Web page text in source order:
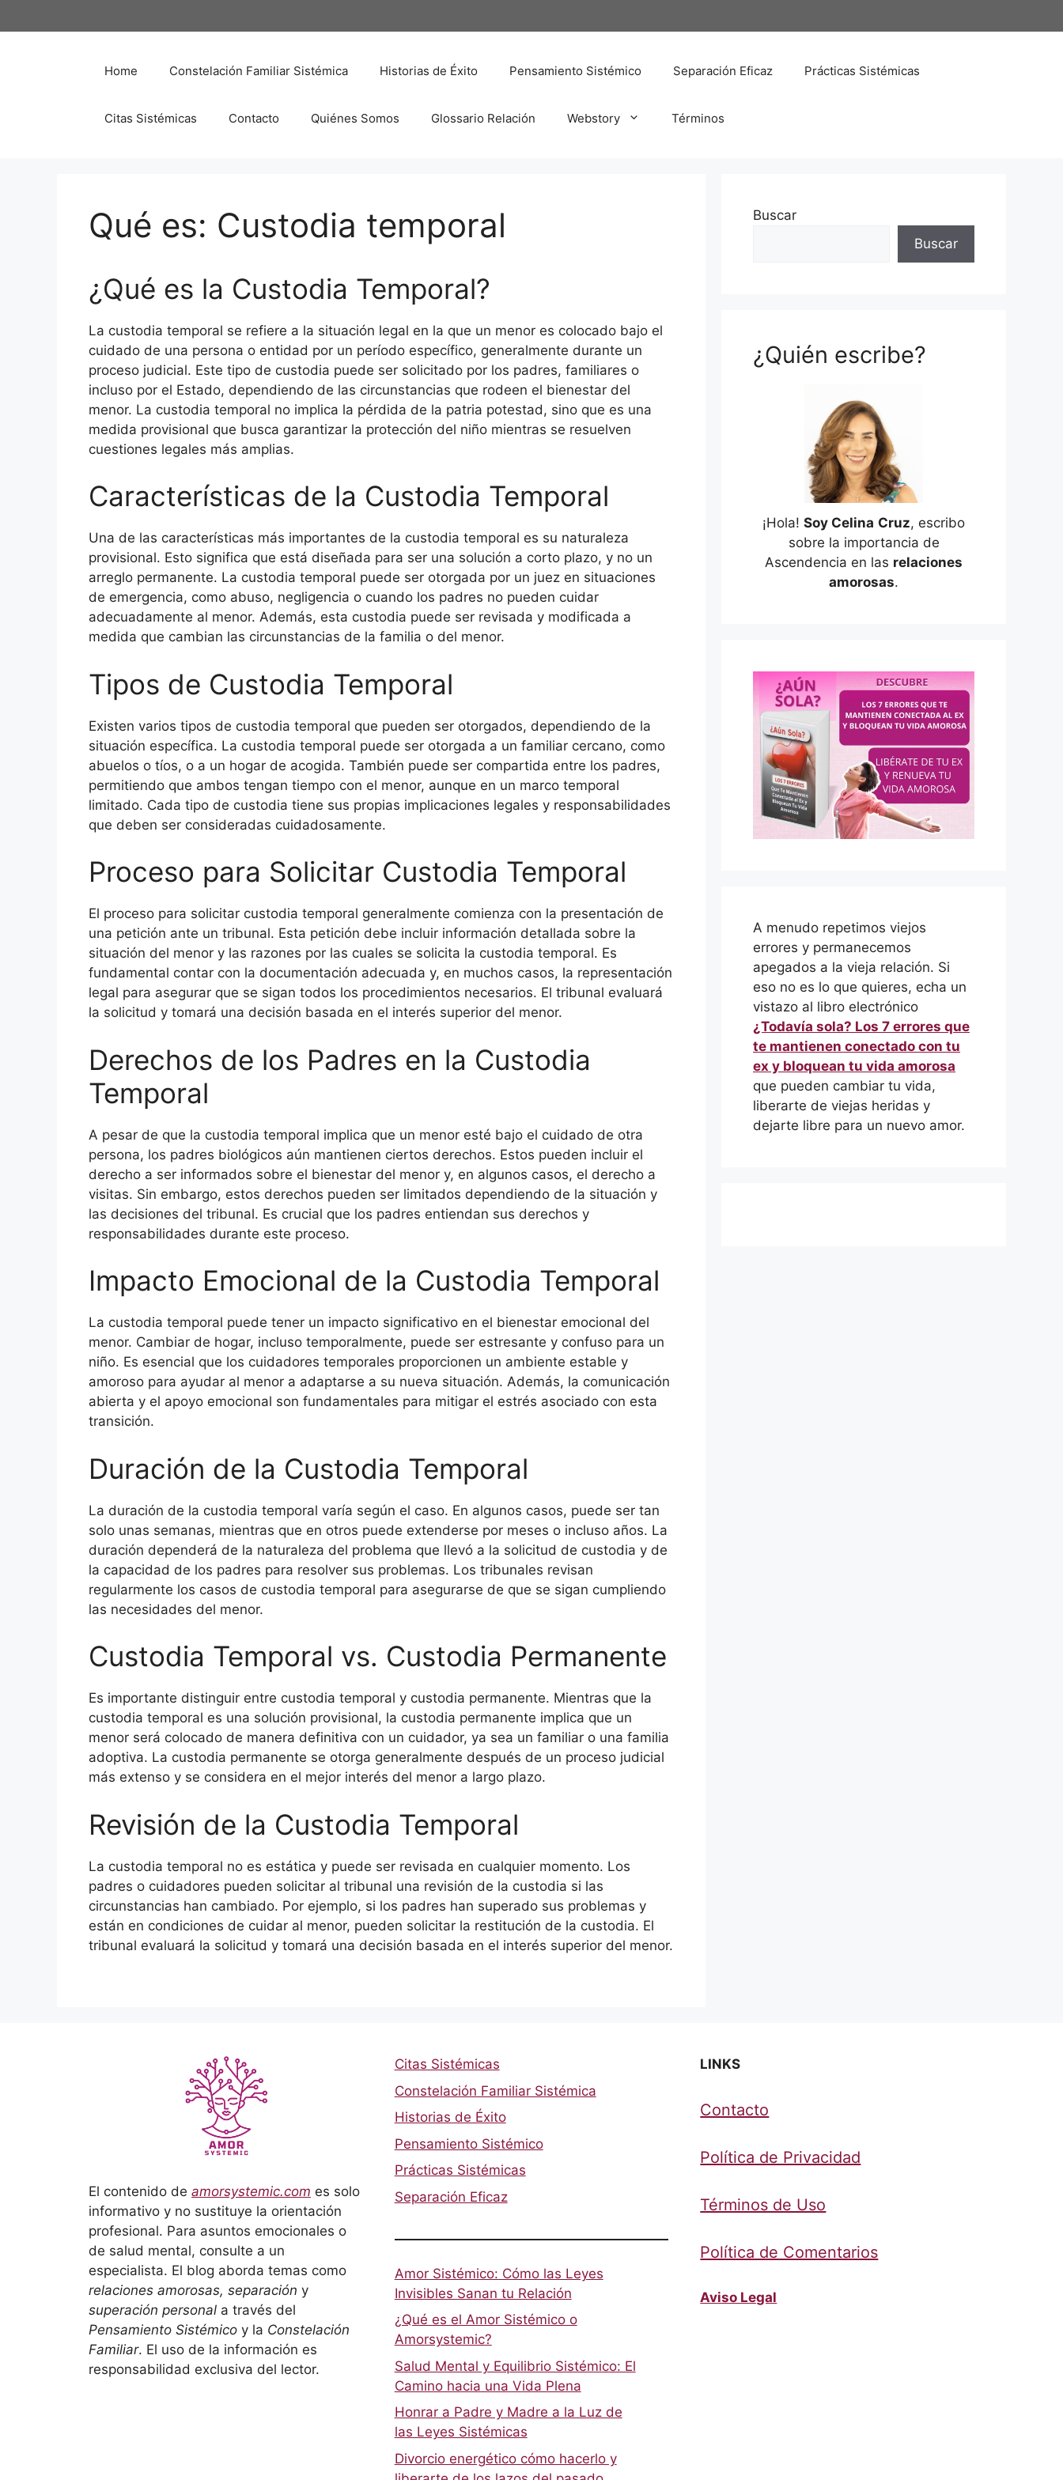
al
Home Constelación Familiar Sistémica Historias de Éxito Pensamiento Sistémico Separación Eficaz Prácticas Sistémicas
Citas Sistémicas Contacto Quiénes Somos Glossario Relación Webstory Términos
Qué es: Custodia temporal
¿Qué es la Custodia Temporal?
La custodia temporal se refiere a la situación legal en la que un menor es colocado bajo el
cuidado de una persona o entidad por un período específico, generalmente durante un
proceso judicial. Este tipo de custodia puede ser solicitado por los padres, familiares o
incluso por el Estado, dependiendo de las circunstancias que rodeen el bienestar del
menor. La custodia temporal no implica la pérdida de la patria potestad, sino que es una
medida provisional que busca garantizar la protección del niño mientras se resuelven
cuestiones legales más amplias.
Características de la Custodia Temporal
Una de las características más importantes de la custodia temporal es su naturaleza
provisional. Esto significa que está diseñada para ser una solución a corto plazo, y no un
arreglo permanente. La custodia temporal puede ser otorgada por un juez en situaciones
de emergencia, como abuso, negligencia o cuando los padres no pueden cuidar
adecuadamente al menor. Además, esta custodia puede ser revisada y modificada a
medida que cambian las circunstancias de la familia o del menor.
Tipos de Custodia Temporal
Existen varios tipos de custodia temporal que pueden ser otorgados, dependiendo de la
situación específica. La custodia temporal puede ser otorgada a un familiar cercano, como
abuelos o tíos, o a un hogar de acogida. También puede ser compartida entre los padres,
permitiendo que ambos tengan tiempo con el menor, aunque en un marco temporal
limitado. Cada tipo de custodia tiene sus propias implicaciones legales y responsabilidades
que deben ser consideradas cuidadosamente.
Proceso para Solicitar Custodia Temporal
El proceso para solicitar custodia temporal generalmente comienza con la presentación de
una petición ante un tribunal. Esta petición debe incluir información detallada sobre la
situación del menor y las razones por las cuales se solicita la custodia temporal. Es
fundamental contar con la documentación adecuada y, en muchos casos, la representación
legal para asegurar que se sigan todos los procedimientos necesarios. El tribunal evaluará
la solicitud y tomará una decisión basada en el interés superior del menor.
Derechos de los Padres en la Custodia
Temporal
A pesar de que la custodia temporal implica que un menor esté bajo el cuidado de otra
persona, los padres biológicos aún mantienen ciertos derechos. Estos pueden incluir el
derecho a ser informados sobre el bienestar del menor y, en algunos casos, el derecho a
visitas. Sin embargo, estos derechos pueden ser limitados dependiendo de la situación y
las decisiones del tribunal. Es crucial que los padres entiendan sus derechos y
responsabilidades durante este proceso.
Impacto Emocional de la Custodia Temporal
La custodia temporal puede tener un impacto significativo en el bienestar emocional del
menor. Cambiar de hogar, incluso temporalmente, puede ser estresante y confuso para un
niño. Es esencial que los cuidadores temporales proporcionen un ambiente estable y
amoroso para ayudar al menor a adaptarse a su nueva situación. Además, la comunicación
abierta y el apoyo emocional son fundamentales para mitigar el estrés asociado con esta
transición.
Duración de la Custodia Temporal
La duración de la custodia temporal varía según el caso. En algunos casos, puede ser tan
solo unas semanas, mientras que en otros puede extenderse por meses o incluso años. La
duración dependerá de la naturaleza del problema que llevó a la solicitud de custodia y de
la capacidad de los padres para resolver sus problemas. Los tribunales revisan
regularmente los casos de custodia temporal para asegurarse de que se sigan cumpliendo
las necesidades del menor.
Custodia Temporal vs. Custodia Permanente
Es importante distinguir entre custodia temporal y custodia permanente. Mientras que la
custodia temporal es una solución provisional, la custodia permanente implica que un
menor será colocado de manera definitiva con un cuidador, ya sea un familiar o una familia
adoptiva. La custodia permanente se otorga generalmente después de un proceso judicial
más extenso y se considera en el mejor interés del menor a largo plazo.
Revisión de la Custodia Temporal
La custodia temporal no es estática y puede ser revisada en cualquier momento. Los
padres o cuidadores pueden solicitar al tribunal una revisión de la custodia si las
circunstancias han cambiado. Por ejemplo, si los padres han superado sus problemas y
están en condiciones de cuidar al menor, pueden solicitar la restitución de la custodia. El
tribunal evaluará la solicitud y tomará una decisión basada en el interés superior del menor.
Buscar
Buscar
¿Quién escribe?
¡Hola! Soy Celina Cruz, escribo
sobre la importancia de
Ascendencia en las relaciones
amorosas.
A menudo repetimos viejos
errores y permanecemos
apegados a la vieja relación. Si
eso no es lo que quieres, echa un
vistazo al libro electrónico
¿Todavía sola? Los 7 errores que
te mantienen conectado con tu
ex y bloquean tu vida amorosa
que pueden cambiar tu vida,
liberarte de viejas heridas y
dejarte libre para un nuevo amor.
El contenido de amorsystemic.com es solo
informativo y no sustituye la orientación
profesional. Para asuntos emocionales o
de salud mental, consulte a un
especialista. El blog aborda temas como
relaciones amorosas, separación y
superación personal a través del
Pensamiento Sistémico y la Constelación
Familiar. El uso de la información es
responsabilidad exclusiva del lector.
Citas Sistémicas
Constelación Familiar Sistémica
Historias de Éxito
Pensamiento Sistémico
Prácticas Sistémicas
Separación Eficaz
Amor Sistémico: Cómo las Leyes
Invisibles Sanan tu Relación
¿Qué es el Amor Sistémico o
Amorsystemic?
Salud Mental y Equilibrio Sistémico: El
Camino hacia una Vida Plena
Honrar a Padre y Madre a la Luz de
las Leyes Sistémicas
Divorcio energético cómo hacerlo y
LINKS
Contacto
Política de Privacidad
Términos de Uso
Política de Comentarios
Aviso Legal